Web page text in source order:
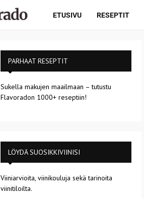
ETUSIVU RESEPTIT
PARHAAT RESEPTIT
Sukella makujen maailmaan – tutustu
Flavoradon 1000+ reseptiin!
LÖYDÄ SUOSIKKIVIINISI
Viiniarvioita, viinikouluja sekä tarinoita
viinitiloilta.